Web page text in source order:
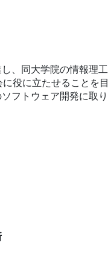
、同大学院の情報理
役に立たせること
フトウェア開発に取り